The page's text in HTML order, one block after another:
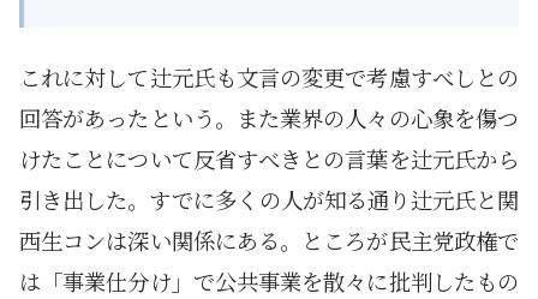
これに対して辻元氏も文言の変更で考慮すべしとの
回答があったという。また業界の人々の心象を傷つ
けたことについて反省すべきとの言葉を辻元氏から
引き出した。すでに多くの人が知る通り辻元氏と関
西生コンは深い関係にある。ところが民主党政権で
は「事業仕分け」で公共事業を散々に批判したもの